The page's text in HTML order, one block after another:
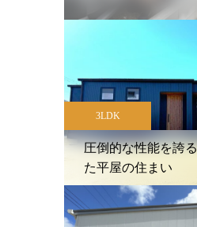
3LDK
圧倒的な性能を誇
た平屋の住まい